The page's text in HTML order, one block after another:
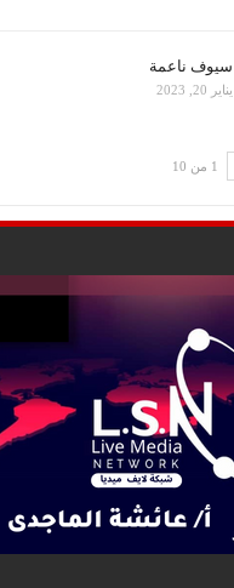
سيوف ناعمة
يناير 20, 2023
1 من 10